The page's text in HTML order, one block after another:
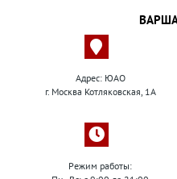
Адрес: ЮАО
г. Москва Котляковская, 1А
Режим работы: